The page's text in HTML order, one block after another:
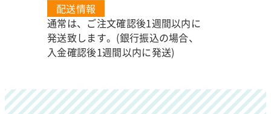
配送情報
通常は、ご注文確認後1週間以内に
発送致します。(銀行振込の場合、
入金確認後1週間以内に発送)